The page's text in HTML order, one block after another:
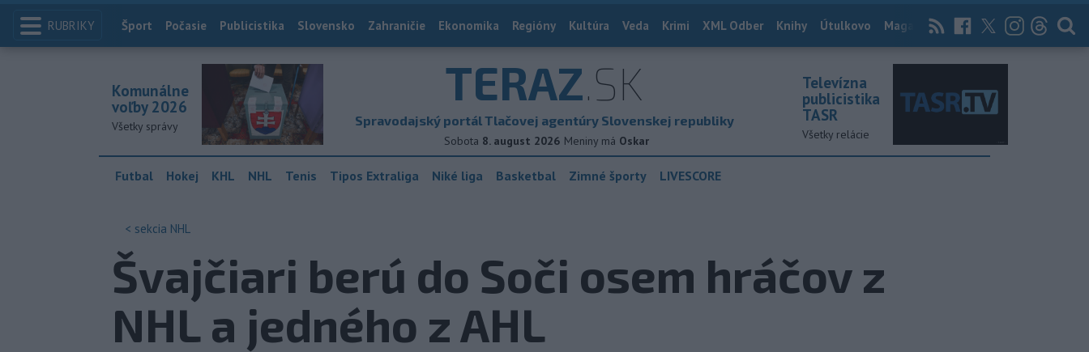
RUBRIKY Index
Šport Počasie Publicistika Slovensko Zahraničie Ekonomika Regióny Kultúra Veda Krimi XML Odber Knihy Útulkovo Magazín News Now Archív
TERAZ.SK
Spravodajský portál Tlačovej agentúry Slovenskej republiky
Sobota 8. august 2026 Meniny má Oskar
Komunálne
voľby 2026
Všetky správy
Televízna
publicistika
TASR
Všetky relácie
Futbal Hokej KHL NHL Tenis Tipos Extraliga Niké liga Basketbal Zimné športy LIVESCORE
< sekcia NHL
Švajčiari berú do Soči osem hráčov z
NHL a jedného z AHL